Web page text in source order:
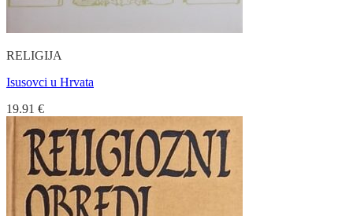
RELIGIJA
Isusovci u Hrvata
19.91 €